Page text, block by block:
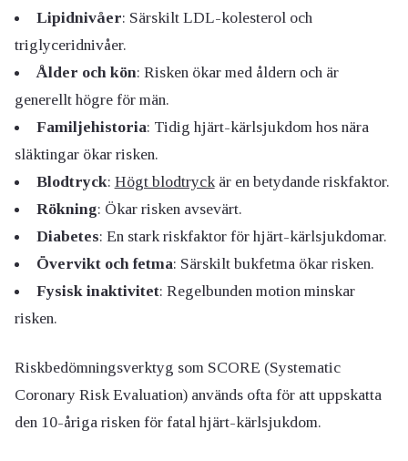
Lipidnivåer: Särskilt LDL-kolesterol och
triglyceridnivåer.
Ålder och kön: Risken ökar med åldern och är
generellt högre för män.
Familjehistoria: Tidig hjärt-kärlsjukdom hos nära
släktingar ökar risken.
Blodtryck: Högt blodtryckär en betydande riskfaktor.
Rökning: Ökar risken avsevärt.
Diabetes: En stark riskfaktor för hjärt-kärlsjukdomar.
Övervikt och fetma: Särskilt bukfetma ökar risken.
Fysisk inaktivitet: Regelbunden motion minskar
risken.
Riskbedömningsverktyg som SCORE (Systematic
Coronary Risk Evaluation) används ofta för att uppskatta
den 10-åriga risken för fatal hjärt-kärlsjukdom.